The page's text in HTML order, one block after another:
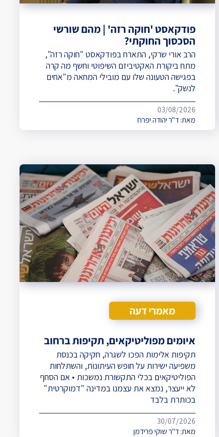
פודקאסט 'חוקה רזה' | מהם שורשי
הסכסוך החוקתי?
הרב אורי שרקי, התארח בפודקאסט "חוקה רזה",
מתח ביקורת האקטיביזם השיפוטי וחשף מה קרה
בפגישה הטעונה שלו עם מובילי המחאה מ"אחים
לנשק".
03/08/2026
מאת:ד"ר יהודה יפרח
מאמרי דעה
איומים מפוליטיקאים, תקיפות ברחוב
תקיפות אלימות הפכו לשגרה, חקיקה בכנסת
משפיעה ישירות על חופש העיתונות, והשתלחות
הפוליטיקאים בכלי התקשורת נמשכות • אם הסחף
לא ייעצר, נמצא את עצמנו במדינה "דמוקרטית"
בכותרת בלבד
30/07/2026
מאת:ד"ר שוקי פרידמן